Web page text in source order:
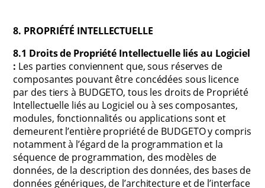
8. PROPRIÉTÉ INTELLECTUELLE
8.1 Droits de Propriété Intellectuelle liés au Logiciel
: Les parties conviennent que, sous réserves de
composantes pouvant être concédées sous licence
par des tiers à BUDGETO, tous les droits de Propriété
Intellectuelle liés au Logiciel ou à ses composantes,
modules, fonctionnalités ou applications sont et
demeurent l’entière propriété de BUDGETO y compris
notamment à l’égard de la programmation et la
séquence de programmation, des modèles de
données, de la description des données, des bases de
données génériques, de l’architecture et de l’interface